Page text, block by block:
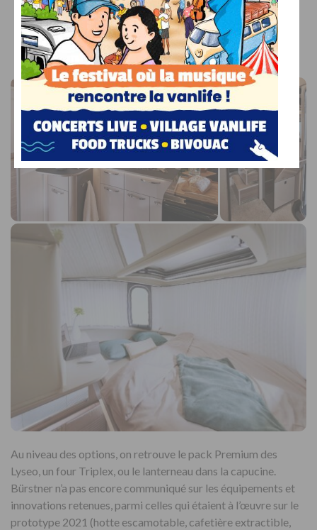
Au niveau des options, on retrouve le pack Premium des
Lyseo, un four Triplex, ou le lanterneau dans la capucine.
Bürstner n’a pas encore communiqué sur les équipements et
innovations retenues, parmi celles qui étaient à l’œuvre sur le
prototype 2021 (hotte escamotable, cafetière extractible,